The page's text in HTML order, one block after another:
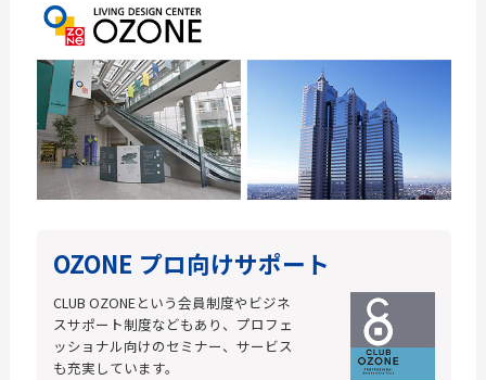
OZONE プロ向けサポート
CLUB OZONEという会員制度やビジネ
スサポート制度などもあり、プロフェ
ッショナル向けのセミナー、サービス
も充実しています。